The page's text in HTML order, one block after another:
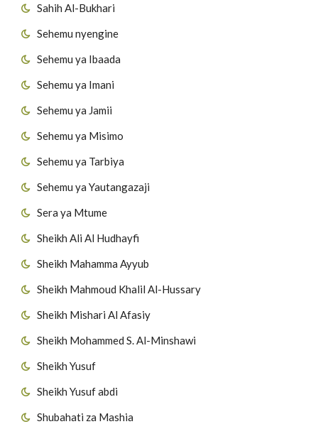
Sahih Al-Bukhari
Sehemu nyengine
Sehemu ya Ibaada
Sehemu ya Imani
Sehemu ya Jamii
Sehemu ya Misimo
Sehemu ya Tarbiya
Sehemu ya Yautangazaji
Sera ya Mtume
Sheikh Ali Al Hudhayfi
Sheikh Mahamma Ayyub
Sheikh Mahmoud Khalil Al-Hussary
Sheikh Mishari Al Afasiy
Sheikh Mohammed S. Al-Minshawi
Sheikh Yusuf
Sheikh Yusuf abdi
Shubahati za Mashia